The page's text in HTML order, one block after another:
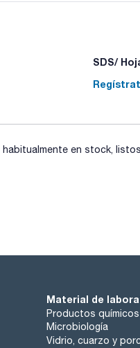
SDS/
en stock,
Material de
Productos químicos
Microbiología
Vidrio, cuarzo y